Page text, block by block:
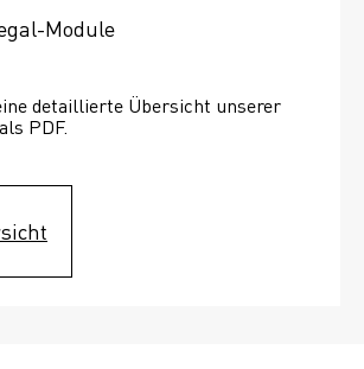
Module
detaillierte Übersicht unserer
PDF.